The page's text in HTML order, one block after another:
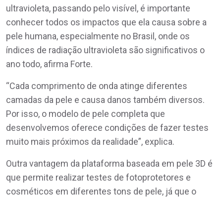
ultravioleta, passando pelo visível, é importante
conhecer todos os impactos que ela causa sobre a
pele humana, especialmente no Brasil, onde os
índices de radiação ultravioleta são significativos o
ano todo, afirma Forte.
“Cada comprimento de onda atinge diferentes
camadas da pele e causa danos também diversos.
Por isso, o modelo de pele completa que
desenvolvemos oferece condições de fazer testes
muito mais próximos da realidade”, explica.
Outra vantagem da plataforma baseada em pele 3D é
que permite realizar testes de fotoprotetores e
cosméticos em diferentes tons de pele, já que o